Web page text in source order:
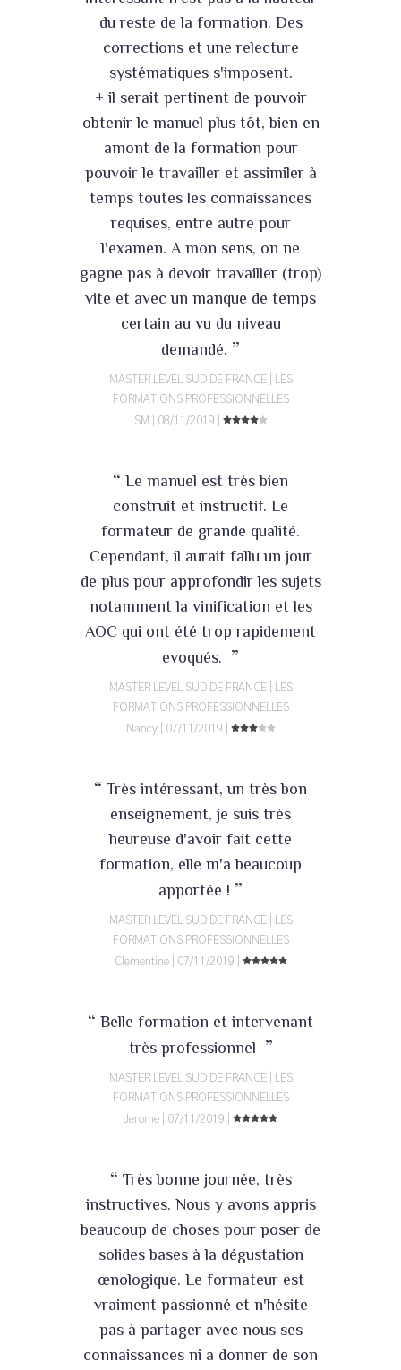
du reste de la formation. Des
corrections et une relecture
systématiques s'imposent.
+ il serait pertinent de pouvoir
obtenir le manuel plus tôt, bien en
amont de la formation pour
pouvoir le travailler et assimiler à
temps toutes les connaissances
requises, entre autre pour
l'examen. A mon sens, on ne
gagne pas à devoir travailler (trop)
vite et avec un manque de temps
certain au vu du niveau
demandé. ”
MASTER LEVEL SUD DE FRANCE | LES
FORMATIONS PROFESSIONNELLES
SM | 08/11/2019 |
“ Le manuel est très bien
construit et instructif. Le
formateur de grande qualité.
Cependant, il aurait fallu un jour
de plus pour approfondir les sujets
notamment la vinification et les
AOC qui ont été trop rapidement
evoqués. ”
MASTER LEVEL SUD DE FRANCE | LES
FORMATIONS PROFESSIONNELLES
Nancy | 07/11/2019 |
“ Très intéressant, un très bon
enseignement, je suis très
heureuse d'avoir fait cette
formation, elle m'a beaucoup
apportée ! ”
MASTER LEVEL SUD DE FRANCE | LES
FORMATIONS PROFESSIONNELLES
Clementine | 07/11/2019 |
“ Belle formation et intervenant
très professionnel ”
MASTER LEVEL SUD DE FRANCE | LES
FORMATIONS PROFESSIONNELLES
Jerome | 07/11/2019 |
“ Très bonne journée, très
instructives. Nous y avons appris
beaucoup de choses pour poser de
solides bases à la dégustation
œnologique. Le formateur est
vraiment passionné et n'hésite
pas à partager avec nous ses
connaissances ni a donner de son